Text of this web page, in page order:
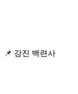
📌 강진 백련사